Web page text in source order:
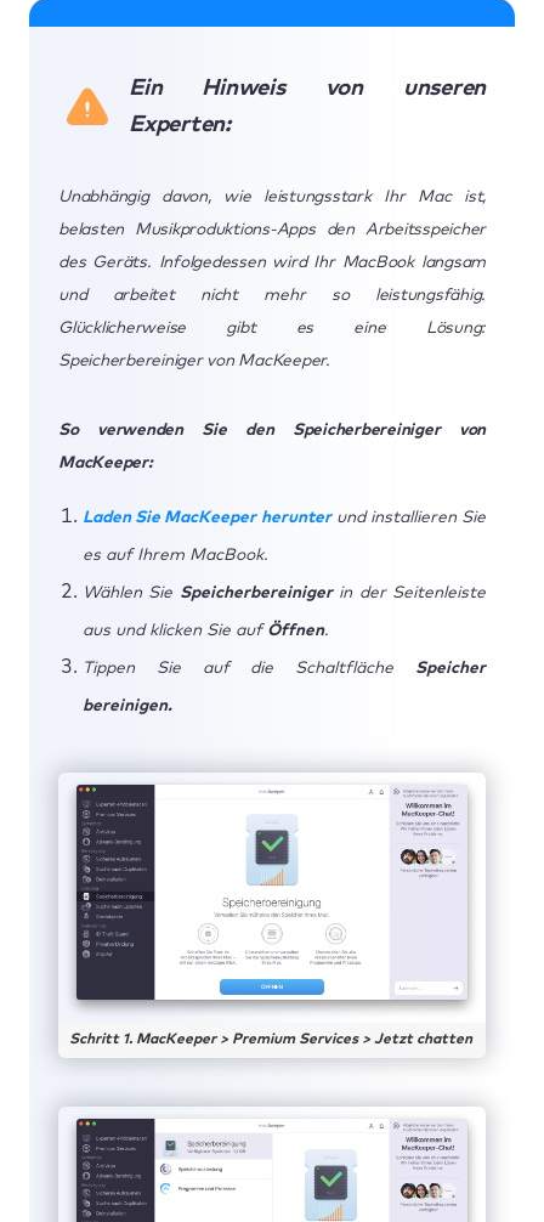
Ein Hinweis von unseren
Experten:
Unabhängig davon, wie leistungsstark Ihr Mac ist,
belasten Musikproduktions-Apps den Arbeitsspeicher
des Geräts. Infolgedessen wird Ihr MacBook langsam
und arbeitet nicht mehr so leistungsfähig.
Glücklicherweise gibt es eine Lösung:
Speicherbereiniger von MacKeeper.
So verwenden Sie den Speicherbereiniger von
MacKeeper:
Laden Sie MacKeeper herunterund installieren Sie
es auf Ihrem MacBook.
Wählen Sie Speicherbereinigerin der Seitenleiste
aus und klicken Sie auf Öffnen.
Tippen Sie auf die Schaltfläche Speicher
bereinigen.
Schritt 1. MacKeeper > Premium Services > Jetzt chatten